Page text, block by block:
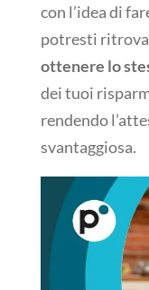
con l’idea di
potresti
ottenere lo
dei tuoi
rendendo
svantaggiosa.